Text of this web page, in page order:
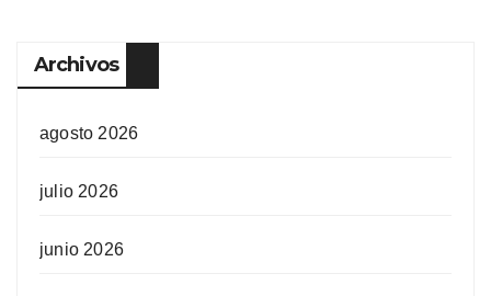
Archivos
agosto 2026
julio 2026
junio 2026